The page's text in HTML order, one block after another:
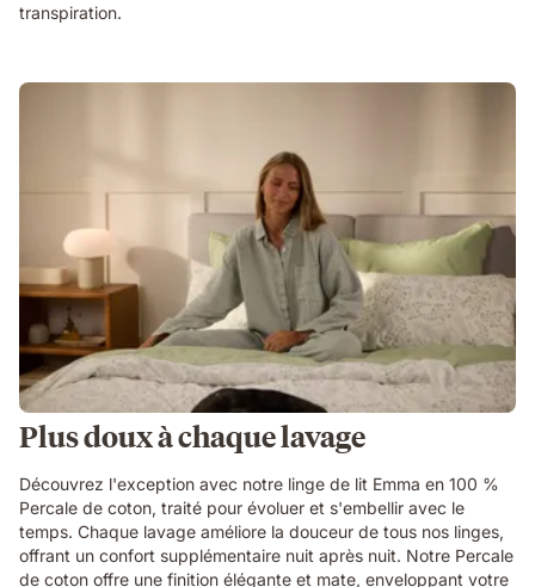
transpiration.
Plus doux à chaque lavage
Découvrez l'exception avec notre linge de lit Emma en 100 %
Percale de coton, traité pour évoluer et s'embellir avec le
temps. Chaque lavage améliore la douceur de tous nos linges,
offrant un confort supplémentaire nuit après nuit. Notre Percale
de coton offre une finition élégante et mate, enveloppant votre